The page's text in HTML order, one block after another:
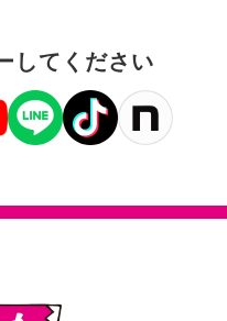
してください